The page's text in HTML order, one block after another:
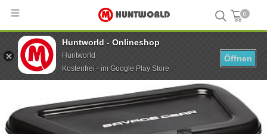
0
Hauptseite ... Savage Gear Angeltasche System Carryall L 54x37x26 cm 33 l
Huntworld - Onlineshop
Huntworld
Kostenfrei - im Google Play Store
Öffnen